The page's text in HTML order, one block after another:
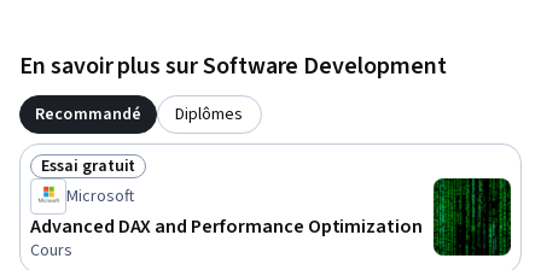
En savoir plus sur Software Development
Recommandé Diplômes
Statut : Essai gratuit
Essai gratuit
Microsoft
Advanced DAX and Performance Optimization
Cours